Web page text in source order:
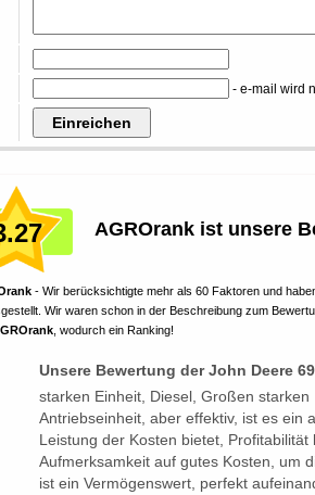
- e-mail wird
AGROrank ist unsere
- Wir berücksichtigte mehr als 60 Faktoren und
Wir waren schon in der Beschreibung zum
, wodurch ein Ranking!
Unsere Bewertung der John Deere
starken Einheit, Diesel, Großen
Antriebseinheit, aber effektiv, ist es ein
Leistung der Kosten bietet,
Aufmerksamkeit auf gutes Kosten, um
ist ein Vermögenswert, perfekt